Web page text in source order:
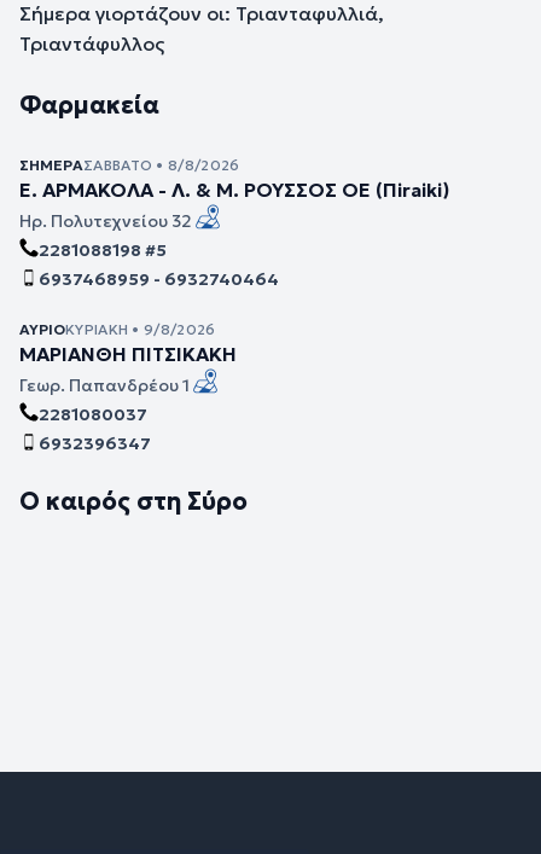
Σήμερα γιορτάζουν οι: Τριανταφυλλιά,
Τριαντάφυλλος
Φαρμακεία
ΣΉΜΕΡΑΣΆΒΒΑΤΟ • 8/8/2026
Ε. ΑΡΜΑΚΟΛΑ - Λ. & Μ. ΡΟΥΣΣΟΣ ΟΕ (Πiraiki)
Ηρ. Πολυτεχνείου 32
2281088198 #5
6937468959 - 6932740464
ΑΎΡΙΟΚΥΡΙΑΚΉ • 9/8/2026
ΜΑΡΙΑΝΘΗ ΠΙΤΣΙΚΑΚΗ
Γεωρ. Παπανδρέου 1
2281080037
6932396347
Ο καιρός στη Σύρο